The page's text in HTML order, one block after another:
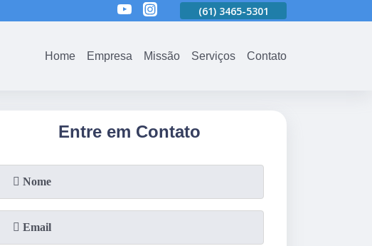
3465-5301 (61) 3465-5301
Home Empresa Missão Serviços Contato
Entre em Contato